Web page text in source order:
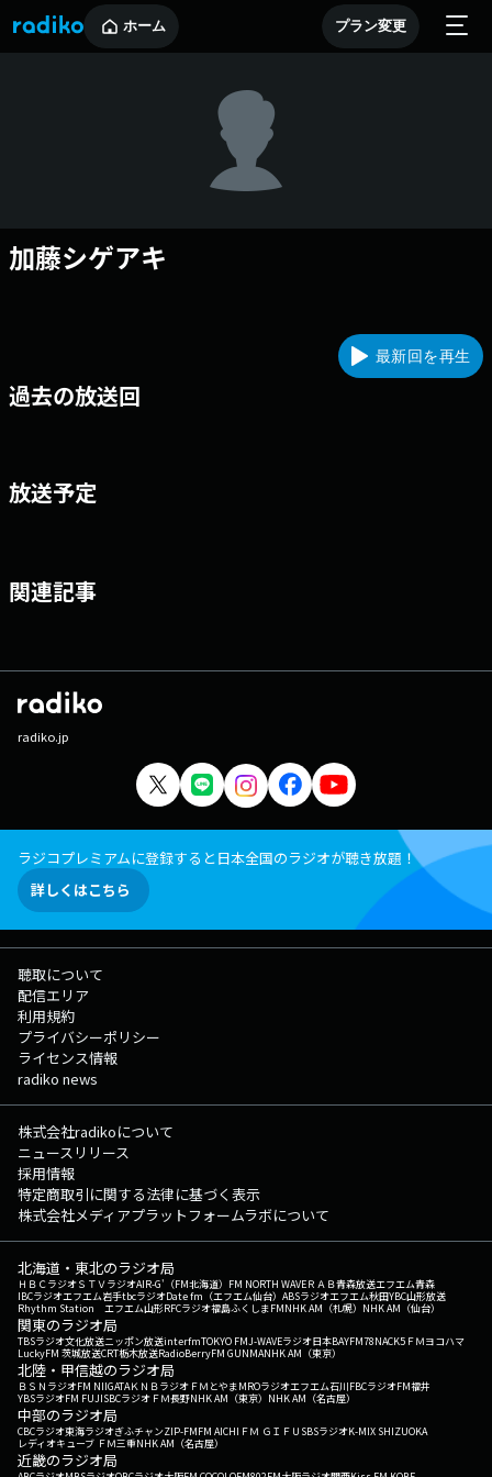
ホーム プラン変更
加藤シゲアキ
最新回を再生
過去の放送回
放送予定
関連記事
radiko.jp
ラジコプレミアムに登録すると日本全国のラジオが聴き放題！
詳しくはこちら
聴取について
配信エリア
利用規約
プライバシーポリシー
ライセンス情報
radiko news
株式会社radikoについて
ニュースリリース
採用情報
特定商取引に関する法律に基づく表示
株式会社メディアプラットフォームラボについて
北海道・東北のラジオ局
ＨＢＣラジオＳＴＶラジオAIR-G'（FM北海道） FM NORTH WAVEＲＡＢ青森放送エフエム青森
IBCラジオエフエム岩手tbcラジオDate fm（エフエム仙台） ABSラジオエフエム秋田YBC山形放送
Rhythm Station エフエム山形RFCラジオ福島ふくしまFMNHK AM（札幌） NHK AM（仙台）
関東のラジオ局
TBSラジオ文化放送ニッポン放送interfmTOKYO FMJ-WAVEラジオ日本BAYFM78NACK5 ＦＭヨコハマ
LuckyFM 茨城放送CRT栃木放送RadioBerryFM GUNMANHK AM（東京）
北陸・甲信越のラジオ局
ＢＳＮラジオFM NIIGATAＫＮＢラジオ ＦＭとやまMROラジオエフエム石川FBCラジオFM福井
YBSラジオFM FUJISBCラジオ ＦＭ長野NHK AM（東京） NHK AM（名古屋）
中部のラジオ局
CBCラジオ東海ラジオぎふチャンZIP-FMFM AICHI ＦＭ ＧＩＦＵ SBSラジオK-MIX SHIZUOKA
レディオキューブ ＦＭ三重NHK AM（名古屋）
近畿のラジオ局